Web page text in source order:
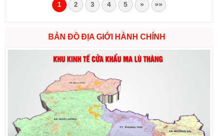
1 2 3 4 5 » »»
BẢN ĐỒ ĐỊA GIỚI HÀNH CHÍNH